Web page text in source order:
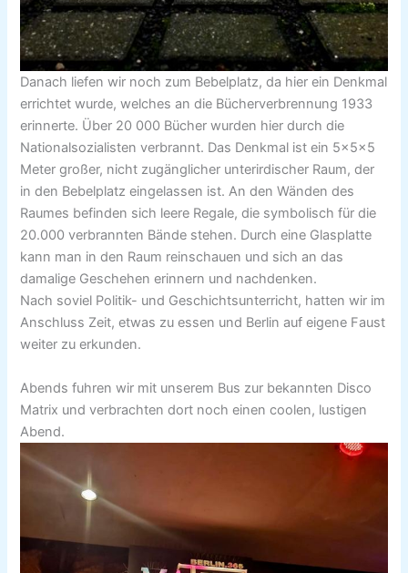
Danach liefen wir noch zum Bebelplatz, da hier ein Denkmal
errichtet wurde, welches an die Bücherverbrennung 1933
erinnerte. Über 20 000 Bücher wurden hier durch die
Nationalsozialisten verbrannt. Das Denkmal ist ein 5×5×5
Meter großer, nicht zugänglicher unterirdischer Raum, der
in den Bebelplatz eingelassen ist. An den Wänden des
Raumes befinden sich leere Regale, die symbolisch für die
20.000 verbrannten Bände stehen. Durch eine Glasplatte
kann man in den Raum reinschauen und sich an das
damalige Geschehen erinnern und nachdenken.
Nach soviel Politik- und Geschichtsunterricht, hatten wir im
Anschluss Zeit, etwas zu essen und Berlin auf eigene Faust
weiter zu erkunden.
Abends fuhren wir mit unserem Bus zur bekannten Disco
Matrix und verbrachten dort noch einen coolen, lustigen
Abend.